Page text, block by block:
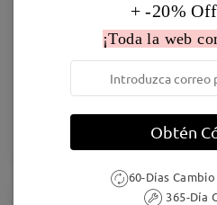
+ -20%
¡Toda la web
Obtén
60-Días
365-Día